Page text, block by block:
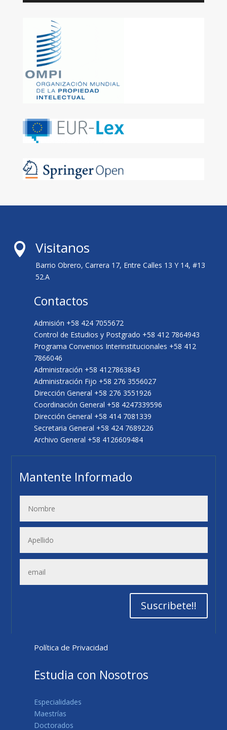
 Visitanos
Barrio Obrero, Carrera 17, Entre Calles 13 Y 14, #13
52.A
Contactos
Admisión +58 424 7055672
Control de Estudios y Postgrado +58 412 7864943
Programa Convenios Interinstitucionales +58 412
7866046
Administración +58 4127863843
Administración Fijo +58 276 3556027
Dirección General +58 276 3551926
Coordinación General +58 4247339596
Dirección General +58 414 7081339
Secretaria General +58 424 7689226
Archivo General +58 4126609484
Mantente Informado
Suscribete!!
Política de Privacidad
Estudia con Nosotros
Especialidades
Maestrías
Doctorados